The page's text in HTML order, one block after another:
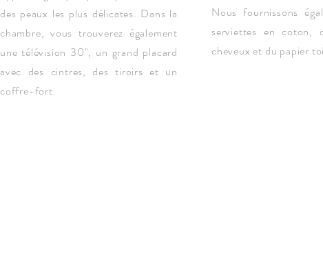
des peaux les plus délicates. Dans la
chambre, vous trouverez également
une télévision 30", un grand placard
avec des cintres, des tiroirs et un
coffre-fort.
Nous fournissons
serviettes en coton,
cheveux et du papier